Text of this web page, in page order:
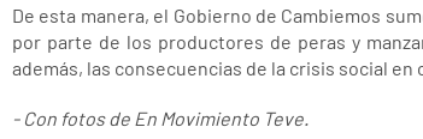
De esta manera, el Gobierno de Cambiemos
por parte de los productores de peras y
además, las consecuencias de la crisis social
- Con fotos de En Movimiento Teve.